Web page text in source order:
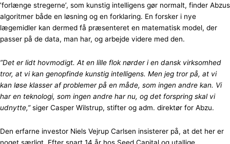
’forlænge stregerne’, som kunstig intelligens gør normalt, finder Abzus
algoritmer både en løsning og en forklaring. En forsker i nye
lægemidler kan dermed få præsenteret en matematisk model, der
passer på de data, man har, og arbejde videre med den.
”Det er lidt hovmodigt. At en lille flok nørder i en dansk virksomhed
tror, at vi kan genopfinde kunstig intelligens. Men jeg tror på, at vi
kan løse klasser af problemer på en måde, som ingen andre kan. Vi
har en teknologi, som ingen andre har nu, og det forspring skal vi
udnytte,”siger Casper Wilstrup, stifter og adm. direktør for Abzu.
Den erfarne investor Niels Vejrup Carlsen insisterer på, at det her er